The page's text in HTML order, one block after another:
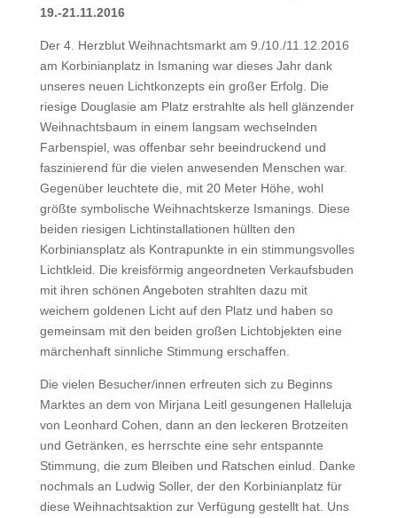
19.-21.11.2016
Der 4. Herzblut Weihnachtsmarkt am 9./10./11.12.2016
am Korbinianplatz in Ismaning war dieses Jahr dank
unseres neuen Lichtkonzepts ein großer Erfolg. Die
riesige Douglasie am Platz erstrahlte als hell glänzender
Weihnachtsbaum in einem langsam wechselnden
Farbenspiel, was offenbar sehr beeindruckend und
faszinierend für die vielen anwesenden Menschen war.
Gegenüber leuchtete die, mit 20 Meter Höhe, wohl
größte symbolische Weihnachtskerze Ismanings. Diese
beiden riesigen Lichtinstallationen hüllten den
Korbiniansplatz als Kontrapunkte in ein stimmungsvolles
Lichtkleid. Die kreisförmig angeordneten Verkaufsbuden
mit ihren schönen Angeboten strahlten dazu mit
weichem goldenen Licht auf den Platz und haben so
gemeinsam mit den beiden großen Lichtobjekten eine
märchenhaft sinnliche Stimmung erschaffen.
Die vielen Besucher/innen erfreuten sich zu Beginns
Marktes an dem von Mirjana Leitl gesungenen Halleluja
von Leonhard Cohen, dann an den leckeren Brotzeiten
und Getränken, es herrschte eine sehr entspannte
Stimmung, die zum Bleiben und Ratschen einlud. Danke
nochmals an Ludwig Soller, der den Korbinianplatz für
diese Weihnachtsaktion zur Verfügung gestellt hat. Uns